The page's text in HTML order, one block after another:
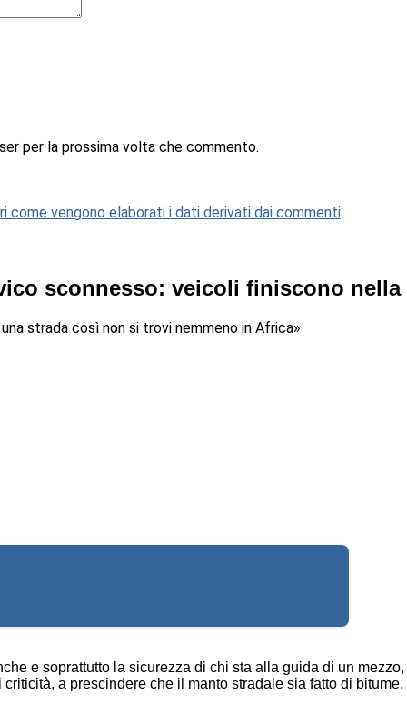
per la prossima volta che commento.
come vengono elaborati i dati derivati dai commenti.
sconnesso: veicoli finiscono nella
strada così non si trovi nemmeno in Africa»
e soprattutto la sicurezza di chi sta alla guida di un
a prescindere che il manto stradale sia fatto di